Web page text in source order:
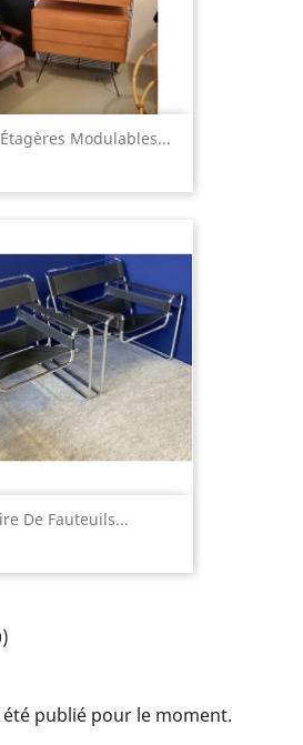
Modulables...
De Fauteuils...
publié pour le moment.